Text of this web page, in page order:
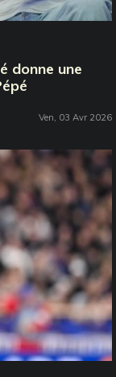
donne une
Ven, 03 Avr 2026